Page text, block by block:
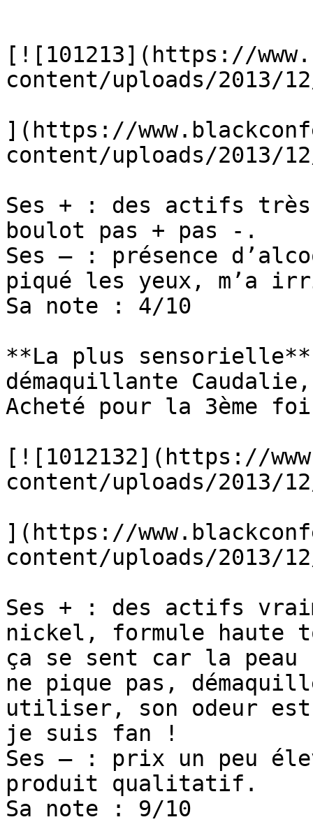
[![101213](https://
content/uploads/2013/
](https://
content/uploads/2013/
Ses + : des actifs
boulot pas + pas -.
Ses – : présence
piqué les yeux, m’a
Sa note : 4/10
**La plus
démaquillante
Acheté pour la 3ème
[![1012132](https://
content/uploads/2013/
](https://
content/uploads/2013/
Ses + : des actifs
nickel, formule haute
ça se sent car la
ne pique pas,
utiliser, son odeur
je suis fan !
Ses – : prix un peu
produit qualitatif.
Sa note : 9/10